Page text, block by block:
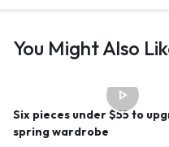
You Might Also
Six pieces under $55 to
spring wardrobe